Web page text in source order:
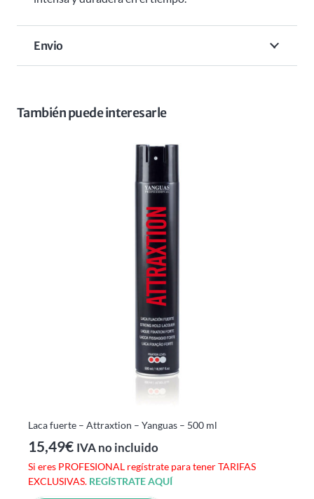
Envio
También puede interesarle
Laca fuerte – Attraxtion – Yanguas – 500 ml
15,49€ IVA no incluido
Si eres PROFESIONAL regístrate para tener TARIFAS
EXCLUSIVAS. REGÍSTRATE AQUÍ